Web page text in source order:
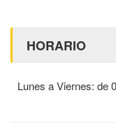
HORARIO
Lunes a Viernes: de